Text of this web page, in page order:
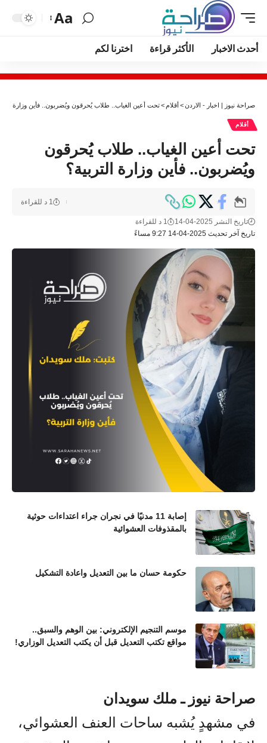
Aa
أحدث الاخبار الأكثر قراءة اخترنا لكم
صراحة نيوز | اخبار - الاردن>أقلام >تحت أعين الغياب.. طلاب يُحرقون ويُضربون.. فأين وزارة
أقلام
تحت أعين الغياب.. طلاب يُحرقون
ويُضربون.. فأين وزارة التربية؟
تاريخ آخر تحديث 2025-04-14 9:27 مساءً
تاريخ النشر 2025-04-14 1 د للقراءة
1 د للقراءة
إصابة 11 مدنيًا في نجران جراء اعتداءات حوثية
بالمقذوفات العشوائية
حكومة حسان ما بين التعديل واعادة التشكيل
موسم التنجيم الإلكتروني: بين الوهم والسبق..
مواقع تكتب التعديل قبل أن يكتب التعديل الوزاري!
صراحة نيوز ـ ملك سويدان
في مشهدٍ يُشبه ساحات العنف العشوائي،